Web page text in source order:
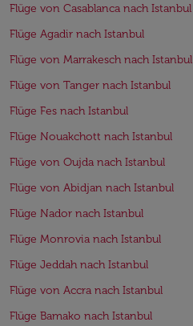
Flüge von Casablanca nach Istanbul
Flüge Agadir nach Istanbul
Flüge von Marrakesch nach Istanbul
Flüge von Tanger nach Istanbul
Flüge Fes nach Istanbul
Flüge Nouakchott nach Istanbul
Flüge von Oujda nach Istanbul
Flüge von Abidjan nach Istanbul
Flüge Nador nach Istanbul
Flüge Monrovia nach Istanbul
Flüge Jeddah nach Istanbul
Flüge von Accra nach Istanbul
Flüge Bamako nach Istanbul